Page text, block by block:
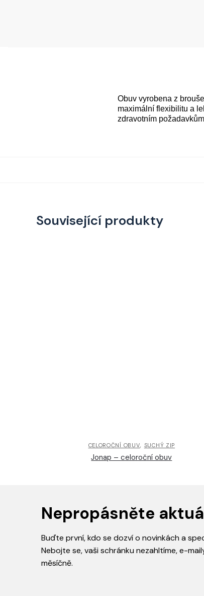
Obuv vyrobena z
maximální flexibilitu a
zdravotním
Související produkty
CELOROČNÍ OBUV, SUCHÝ ZIP
Jonap – celoroční obuv
Nepropásněte
Buďte první, kdo se dozví o novinkách a
Nebojte se, vaši schránku nezahltíme, e-
měsíčně.